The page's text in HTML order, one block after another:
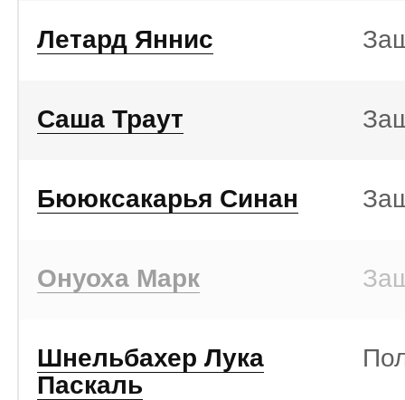
Летард Яннис
Саша Траут
Бююксакарья Синан
Онуоха Марк
Шнельбахер Лука
Паскаль